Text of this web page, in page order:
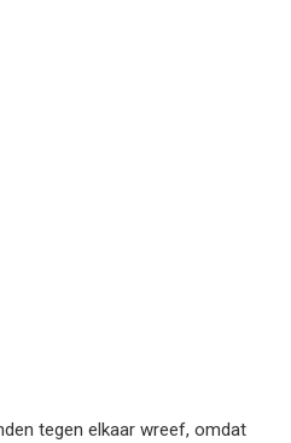
tegen elkaar wreef, omdat